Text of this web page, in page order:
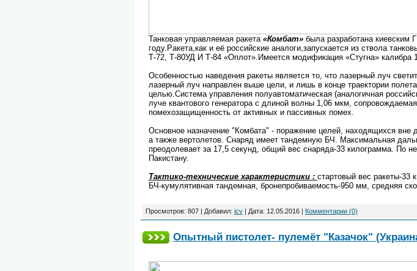
Танковая управляемая ракета «Комбат» была разработана киевским
году.Ракета,как и её российские аналоги,запускается из ствола
Т-72, Т-80УД И Т-84 «Оплот».Имеется модификация «Стугна» калибра
Особенностью наведения ракеты является то, что лазерный луч
лазерный луч направлен выше цели, и лишь в конце траектории
целью.Система управления полуавтоматическая (аналогичная
луче квантового генератора с длиной волны 1,06 мкм,
помехозащищенность от активных и пассивных помех.
Основное назначение "Комбата" - поражение целей, находящихся вне
а также вертолетов. Снаряд имеет тандемную БЧ. Максимальная
преодолевает за 17,5 секунд, общий вес снаряда-33 килограмма. По
Пакистану.
Тактико-технические характеристики : стартовый вес ракеты-33
БЧ-кумулятивная тандемная, бронепробиваемость-950 мм, средняя
Просмотров: 807 | Добавил: icv | Дата: 12.05.2016 | Комментарии (0)
Опытный пистолет- пулемёт "Казачок"